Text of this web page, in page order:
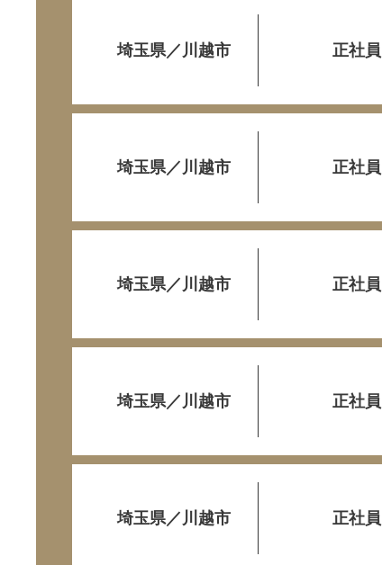
埼玉県／川越市 正社員
埼玉県／川越市 正社員
埼玉県／川越市 正社員
埼玉県／川越市 正社員
埼玉県／川越市 正社員